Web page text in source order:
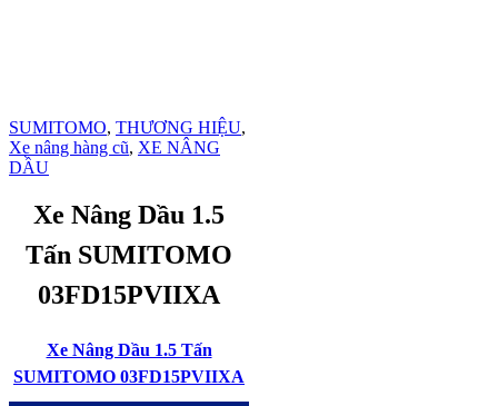
SUMITOMO, THƯƠNG HIỆU,
Xe nâng hàng cũ, XE NÂNG
DẦU
Xe Nâng Dầu 1.5
Tấn SUMITOMO
03FD15PVIIXA
Xe Nâng Dầu 1.5 Tấn
SUMITOMO 03FD15PVIIXA